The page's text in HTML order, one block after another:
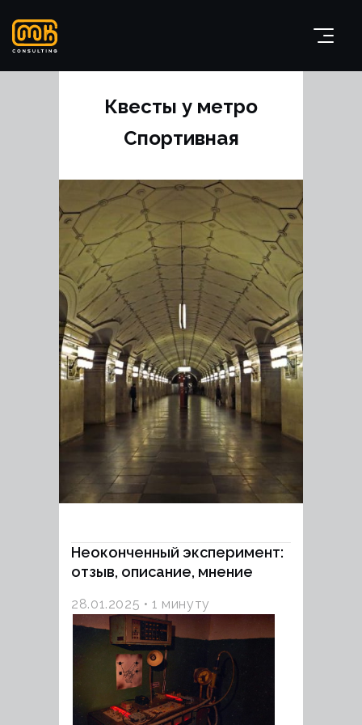
Квесты у метро
Спортивная
Неоконченный эксперимент:
отзыв, описание, мнение
28.01.2025 1 минуту